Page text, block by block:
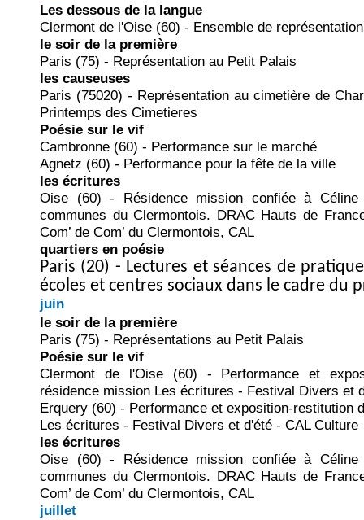
Les dessous de la langue
Clermont de l'Oise (60) - Ensemble de
le soir de la première
Paris (75) - Représentation au Petit Palais
les causeuses
Paris (75020) - Représentation au cimetière de
Printemps des Cimetieres
Poésie sur le vif
Cambronne (60) - Performance sur le marché
Agnetz (60) - Performance pour la fête de la ville
les écritures
Oise (60) - Résidence mission confiée à
communes du Clermontois. DRAC Hauts de
Com’ de Com’ du Clermontois, CAL
quartiers en poésie
Paris (20) - Lectures et séances de
écoles et centres sociaux dans le cadre du
juin
le soir de la première
Paris (75) - Représentations au Petit Palais
Poésie sur le vif
Clermont de l'Oise (60) - Performance et
résidence mission Les écritures - Festival Divers et
Erquery (60) - Performance et exposition-restitution
Les écritures - Festival Divers et d'été - CAL Culture
les écritures
Oise (60) - Résidence mission confiée à
communes du Clermontois. DRAC Hauts de
Com’ de Com’ du Clermontois, CAL
juillet